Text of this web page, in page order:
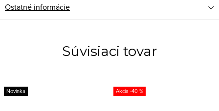
Ostatné informácie
Súvisiaci tovar
Novinka -40 %